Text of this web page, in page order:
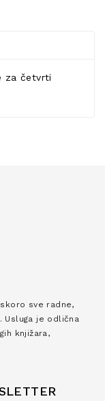
za četvrti
sve radne,
Usluga je odlična
knjižara,